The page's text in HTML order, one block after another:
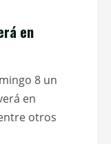
en
8 un
en
otros